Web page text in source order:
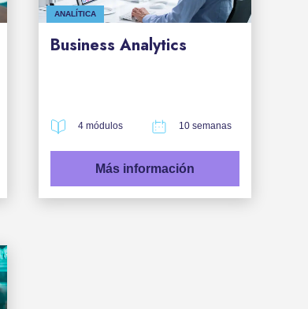
ANALÍTICA
Business Analytics
4 módulos 10 semanas
Más información